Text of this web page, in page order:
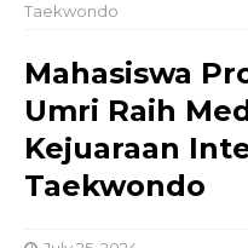
Taekwondo
Mahasiswa
Umri Raih
Kejuaraan
Taekwondo